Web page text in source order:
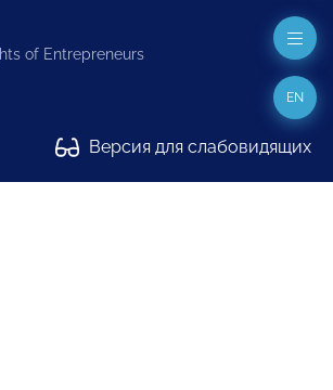
of Entrepreneurs
Версия для слабовидящих
EN